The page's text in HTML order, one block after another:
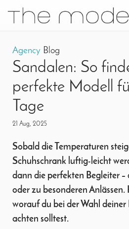
Navigation
Agency Blog
Sandalen: So
perfekte Modell
Tage
21 Aug, 2025
Sobald die Temperaturen
Schuhschrank luftig-leicht
dann die perfekten Begleiter
oder zu besonderen
worauf du bei der Wahl
achten solltest.